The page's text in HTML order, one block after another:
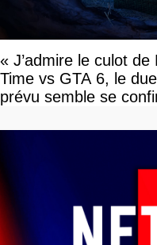
« J’admire le culot
Time vs GTA 6, le
prévu semble se